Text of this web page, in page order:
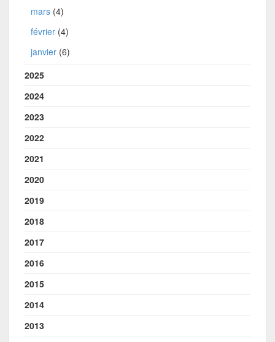
mars (4)
février (4)
janvier (6)
2025
2024
2023
2022
2021
2020
2019
2018
2017
2016
2015
2014
2013